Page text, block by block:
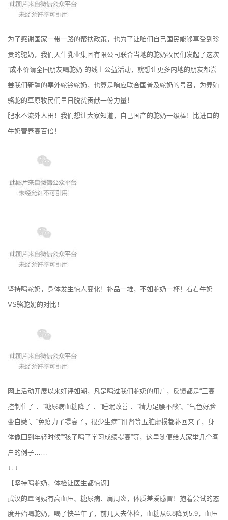
为了感谢国家一带一路的帮扶政策，也为了让咱们自己国民能够享受到珍
贵的驼奶，我们天牛乳业集团有限公司联合当地的驼奶牧民们发起了这次
“成本价请全国朋友喝驼奶”的线上公益活动，就想让更多内地的朋友都尝
尝我们新疆的塞外驼铃驼奶，也算是响应联合国普及驼奶的号召，为养殖
骆驼的草原牧民们早日脱贫贡献一份力量！
肥水不流外人田！我们想让大家知道，自己国产的驼奶一级棒！比进口的
牛奶营养高百倍！
坚持喝驼奶，身体发生惊人变化！补品一堆，不如驼奶一杯！看看牛奶
VS骆驼奶的对比！
网上活动开展以来好评如潮，凡是喝过我们驼奶的用户，反馈都是“三高
控制住了”、“糖尿病血糖降了”、“睡眠改善”、“精力足腰不酸”、“气色好脸
变白嫩”、“免疫力了提高了，很少生病”“肝肾等五脏虚损都补回来了，身
体像回到年轻时候”“孩子喝了学习成绩提高”等，这里随便给大家举几个客
户的例子……
↓↓↓
【坚持喝驼奶，体检让医生都惊讶】
武汉的覃阿姨有高血压、糖尿病、肩周炎，体质差爱感冒！抱着尝试的态
度开始喝驼奶，喝了快半年了，前几天去体检，血糖从6.8降到5.9，血压